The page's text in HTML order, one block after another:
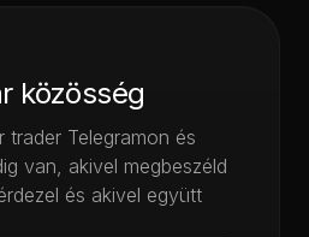
közösség
Telegramon és
van, akivel megbeszéld
és akivel együtt